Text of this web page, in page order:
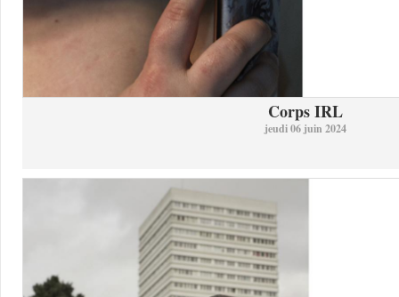
Corps IRL
jeudi 06 juin 2024